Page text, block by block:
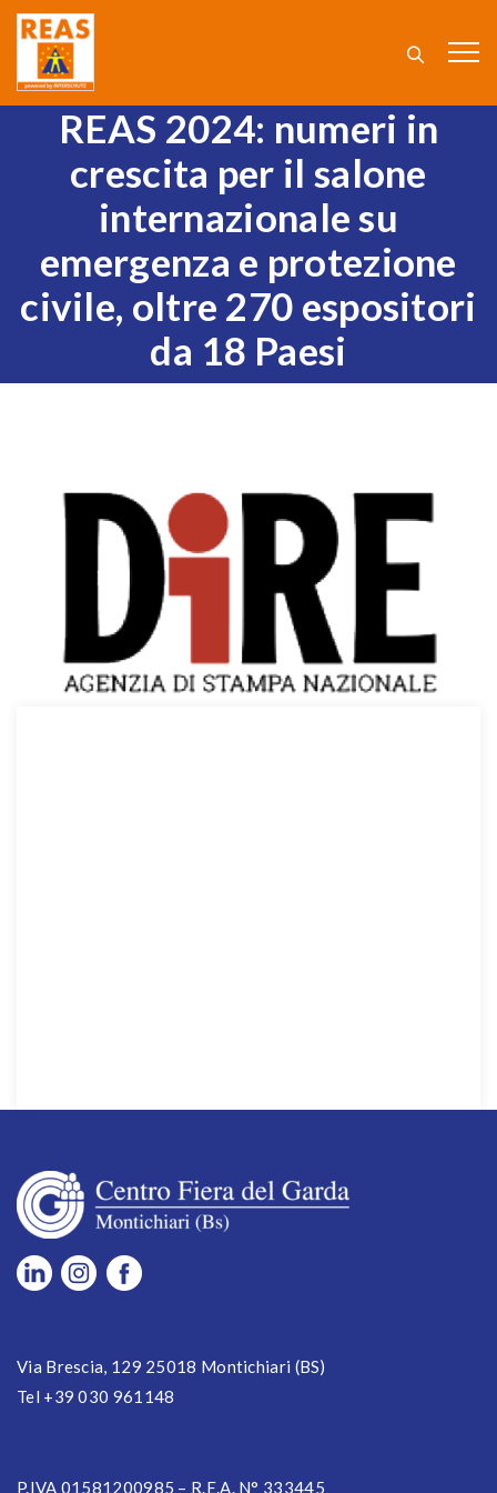
REAS 2024: numeri in
crescita per il salone
internazionale su
emergenza e protezione
civile, oltre 270 espositori
da 18 Paesi
Via Brescia, 129 25018 Montichiari (BS)
Tel +39 030 961148
P.IVA 01581200985 – R.E.A. N° 333445